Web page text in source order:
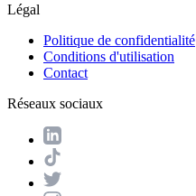
Légal
Politique de confidentialité
Conditions d'utilisation
Contact
Réseaux sociaux